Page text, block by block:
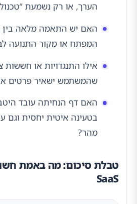
הערך, או רק נשמעת
האם יש התאמה מלאה בין
המפתח או מקור התנועה
אילו התנגדויות או חששות
שהמשתמש ישאיר פרטים
האם דף הנחיתה עובד
בטעינה איטית יחסית וגם
מהר?
טבלת סיכום: מה באמת
SaaS